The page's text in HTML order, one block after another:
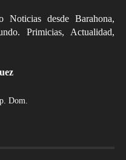
desde Barahona,
Primicias, Actualidad,
Dom.